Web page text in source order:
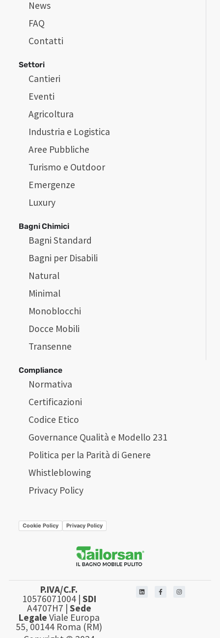
News
FAQ
Contatti
Settori
Cantieri
Eventi
Agricoltura
Industria e Logistica
Aree Pubbliche
Turismo e Outdoor
Emergenze
Luxury
Bagni Chimici
Bagni Standard
Bagni per Disabili
Natural
Minimal
Monoblocchi
Docce Mobili
Transenne
Compliance
Normativa
Certificazioni
Codice Etico
Governance Qualità e Modello 231
Politica per la Parità di Genere
Whistleblowing
Privacy Policy
Cookie Policy Privacy Policy
P.IVA/C.F.
10576071004 | SDI
A4707H7 | Sede
Legale Viale Europa
55, 00144 Roma (RM)